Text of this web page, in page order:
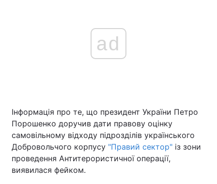
ad
Інформація про те, що президент України Петро
Порошенко доручив дати правову оцінку
самовільному відходу підрозділів українського
Добровольчого корпусу "Правий сектор" із зони
проведення Антитерористичної операції,
виявилася фейком.